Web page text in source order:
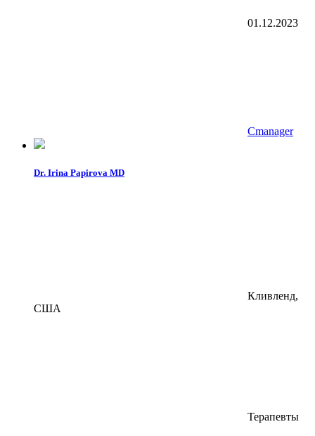
01.12.2023
Cmanager
Dr. Irina Papirova MD
Кливленд,
США
Терапевты